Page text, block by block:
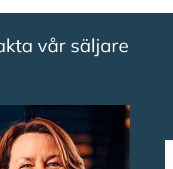
vår säljare